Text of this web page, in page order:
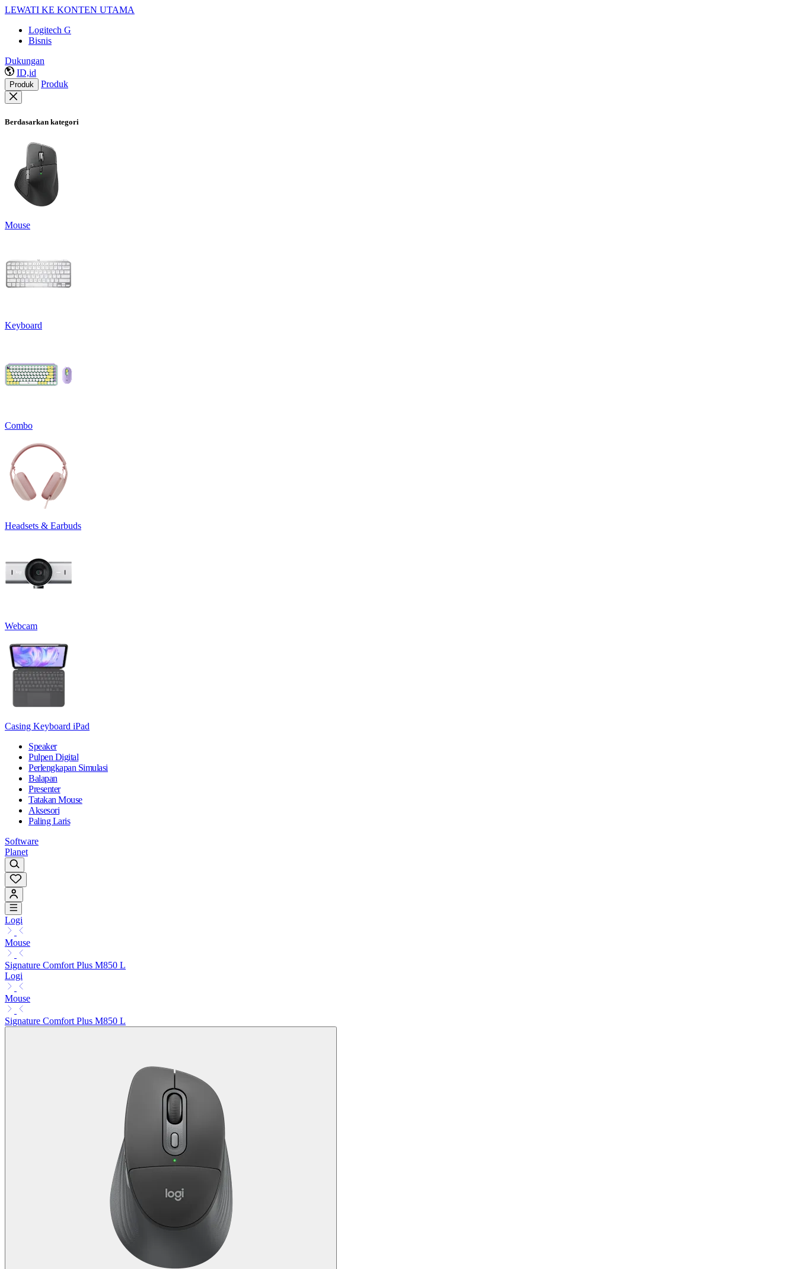
LEWATI KE KONTEN UTAMA
Logitech G
Bisnis
Dukungan
ID,id
Produk Produk
Berdasarkan kategori
Mouse
Keyboard
Combo
Headsets & Earbuds
Webcam
Casing Keyboard iPad
Speaker
Pulpen Digital
Perlengkapan Simulasi
Balapan
Presenter
Tatakan Mouse
Aksesori
Paling Laris
Software
Planet
Logi
Mouse
Signature Comfort Plus M850 L
Logi
Mouse
Signature Comfort Plus M850 L